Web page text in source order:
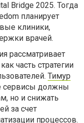
Bridge 2025. Тогда
планирует
клиники,
врачей.
рассматривает
часть стратегии
Тимур
сервисы должны
но и снижать
за счет
процессов.